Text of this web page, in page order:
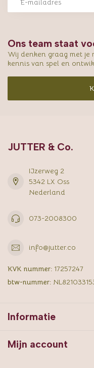
Ons team staat
Wij denken graag met je
kennis van spel en
JUTTER & Co.
IJzerweg 2
5342 LX Oss
Nederland
073-2008300
info@jutter.co
KVK nummer: 17257247
btw-nummer:
Informatie
Mijn account